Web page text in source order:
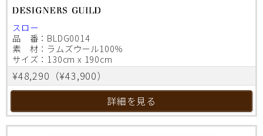
スロー
品 番：BLDG0014
素 材：ラムズウール100％
サイズ：130cm x 190cm
¥48,290（¥43,900）
詳細を見る